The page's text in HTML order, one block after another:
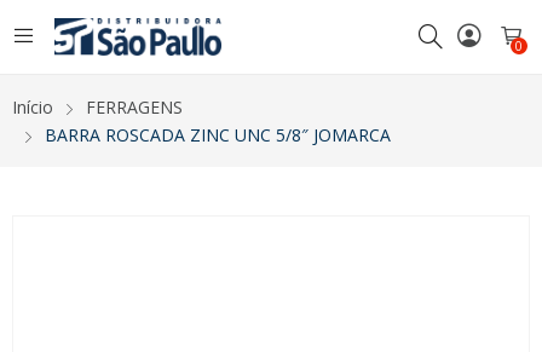
0
Início
FERRAGENS
BARRA ROSCADA ZINC UNC 5/8″ JOMARCA